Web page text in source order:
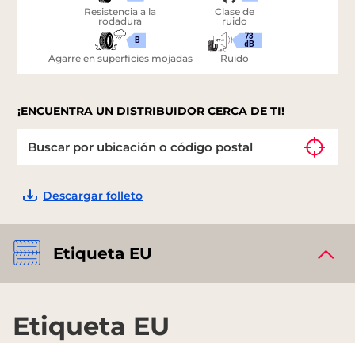
Resistencia a la
rodadura
B
Agarre en superficies mojadas
Clase de
ruido
73
dB
Ruido
¡ENCUENTRA UN DISTRIBUIDOR CERCA DE TI!
Descargar folleto
Etiqueta EU
Etiqueta EU